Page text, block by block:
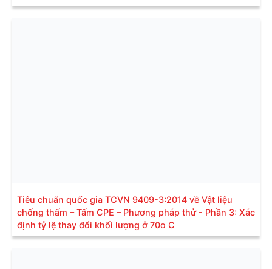
Tiêu chuẩn quốc gia TCVN 9409-3:2014 về Vật liệu
chống thấm – Tấm CPE – Phương pháp thử - Phần 3: Xác
định tỷ lệ thay đổi khối lượng ở 70o C